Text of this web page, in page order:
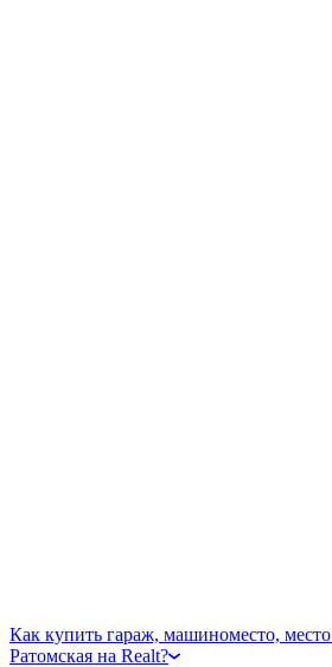
Как купить гараж, машиноместо, место
Ратомская на Realt?